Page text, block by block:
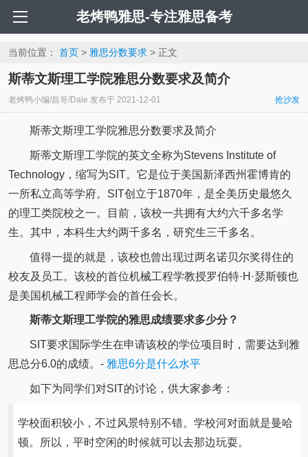
老烤鸭雅思-专注雅思备考
当前位置： 首页> 雅思分数要求> 正文
斯蒂文斯理工学院雅思分数要求及简介
老烤鸭小编/昌哥/Dale 发布于 2021-12-01 抢沙发
斯蒂文斯理工学院雅思分数要求及简介
斯蒂文斯理工学院的英文全称为Stevens Institute of
Technology，缩写为SIT。它是位于美国新泽西州霍博肯的
一所私立高等学府。SIT创立于1870年，是全美历史最悠久
的理工类院校之一。目前，该校一共拥有大约六千多名学
生。其中，本科生大约两千多名，研究生三千多名。
值得一提的就是，该校也曾出现过两名诺贝尔奖得住的
校友及员工。该校的首位机械工程学教授罗伯特·H·瑟斯顿也
是美国机械工程师学会的首任会长。
斯蒂文斯理工学院的雅思成绩要求多少分？
SIT要求国际学生在申请该校的学位项目时，需要达到雅
思总分6.0的成绩。- 雅思6分是什么水平
如下为同学们对SIT的讨论，供大家参考：
学校面积较小，不过风景特别不错。学校河对面就是曼哈
顿。所以，平时空闲的时候就可以去那边玩耍。